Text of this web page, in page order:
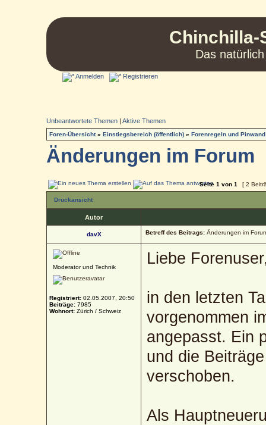
Chinchilla-
Das
Anmelden Registrieren
Unbeantwortete Themen |Aktive Themen
Foren-Übersicht»Einstiegsbereich (öffentlich) »Forenregeln und Pinwand
Änderungen im Forum
Seite1 von1 [ 2
Druckansicht
Autor
davX Betreff des Beitrags: Änderungen im
Moderator und Technik
Registriert: 02.05.2007, 20:50
Beiträge: 7985
Wohnort: Zürich / Schweiz
Liebe
in den letzten
vorgenommen
angepasst. Ein
und die
verschoben.
Als